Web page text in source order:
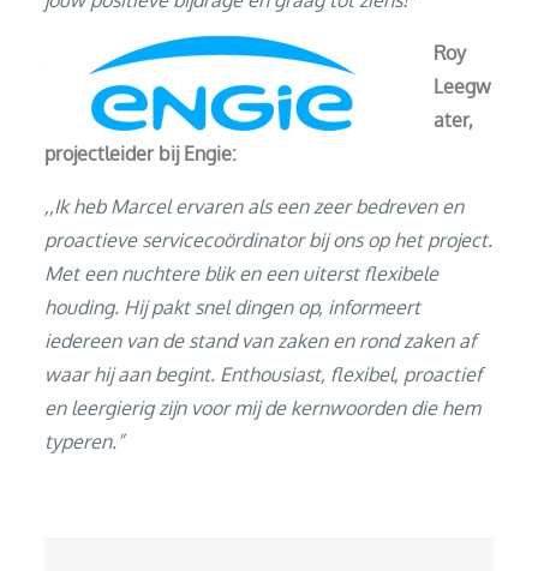
Roy
Leegw
ater,
projectleider bij Engie:
,,Ik heb Marcel ervaren als een zeer bedreven en
proactieve servicecoördinator bij ons op het project.
Met een nuchtere blik en een uiterst flexibele
houding. Hij pakt snel dingen op, informeert
iedereen van de stand van zaken en rond zaken af
waar hij aan begint. Enthousiast, flexibel, proactief
en leergierig zijn voor mij de kernwoorden die hem
typeren.”